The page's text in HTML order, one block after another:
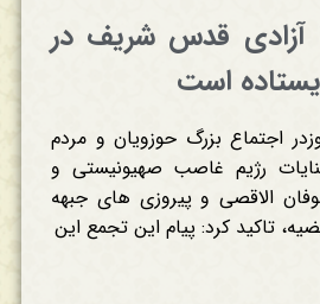
آزادی قدس شریف در
است
اجتماع بزرگ حوزویان و مردم
رژیم غاصب صهیونیستی و
الاقصی و پیروزی های جبهه
تاکید کرد: پیام این تجمع این